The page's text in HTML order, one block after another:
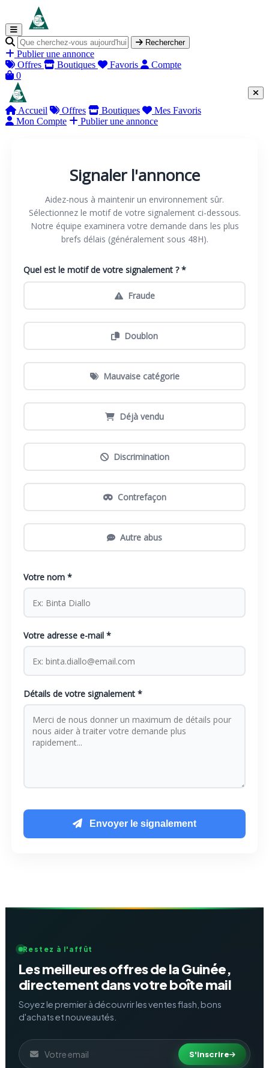
Rechercher
Publier une annonce
Offres
Boutiques Favoris
Compte
0
Accueil Offres Boutiques
Mes Favoris
Mon Compte
Publier une annonce
Signaler l'annonce
Aidez-nous à maintenir un environnement sûr.
Sélectionnez le motif de votre signalement ci-dessous.
Notre équipe examinera votre demande dans les plus
brefs délais (généralement sous 48H).
Quel est le motif de votre signalement ? *
Fraude
Doublon
Mauvaise catégorie
Déjà vendu
Discrimination
Contrefaçon
Autre abus
Votre nom *
Votre adresse e-mail *
Détails de votre signalement *
Envoyer le signalement
Restez à l'affût
Les meilleures offres de la Guinée,
directement dans votre boîte mail
Soyez le premier à découvrir les ventes flash, bons
d'achats et nouveautés.
S'inscrire